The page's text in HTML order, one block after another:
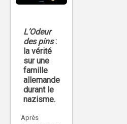
L’Odeur
des pins:
la vérité
sur une
famille
allemande
durant le
nazisme.
Après